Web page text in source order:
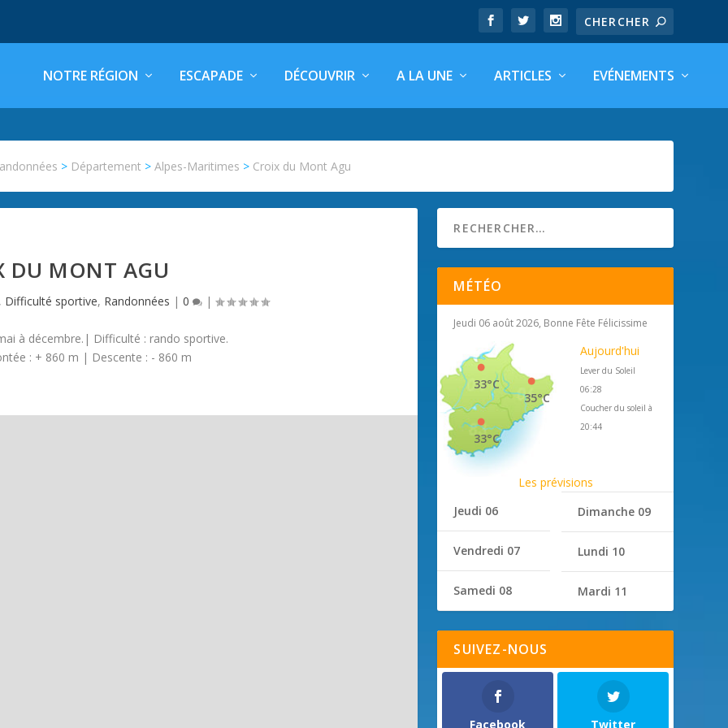
NOTRE RÉGION ESCAPADE DÉCOUVRIR A LA UNE ARTICLES EVÉNEMENTS
> Département >Alpes-Maritimes > Croix du Mont Agu
DU MONT AGU
Difficulté sportive, Randonnées |0 |
à décembre.| Difficulté : rando sportive.
: + 860 m | Descente : - 860 m
MÉTÉO
Jeudi 06 août 2026, Bonne Fête Félicissime
35°C
33°C
33°C
Aujourd'hui
Lever du Soleil
06:28
Coucher du soleil à
20:44
Les prévisions
Jeudi 06
Vendredi 07
Samedi 08
Dimanche 09
Lundi 10
Mardi 11
SUIVEZ-NOUS
Facebook Twitter